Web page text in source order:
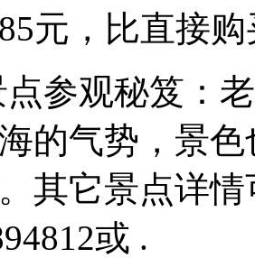
元，比直接
参观秘笈：
的气势，景
其它景点详
或 .